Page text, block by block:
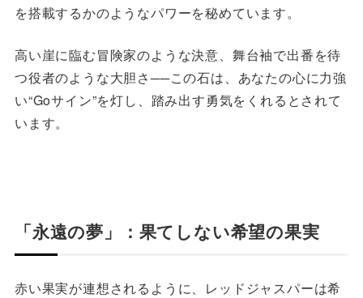
を搭載するかのようなパワーを秘めています。
高い崖に臨む冒険家のような決意、舞台袖で出番を待
つ役者のような大胆さ──この石は、あなたの心に力強
い“Goサイン”を灯し、踏み出す勇気をくれるとされて
います。
「永遠の夢」：果てしない希望の果実
赤い果実が連想されるように、レッドジャスパーは希